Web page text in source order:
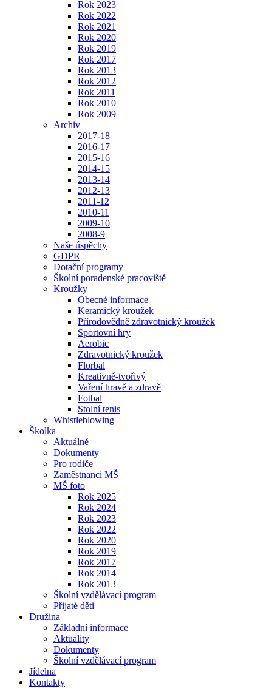
Rok 2023
Rok 2022
Rok 2021
Rok 2020
Rok 2019
Rok 2017
Rok 2013
Rok 2012
Rok 2011
Rok 2010
Rok 2009
Archiv
2017-18
2016-17
2015-16
2014-15
2013-14
2012-13
2011-12
2010-11
2009-10
2008-9
Naše úspěchy
GDPR
Dotační programy
Školní poradenské pracoviště
Kroužky
Obecné informace
Keramický kroužek
Přírodovědně zdravotnický kroužek
Sportovní hry
Aerobic
Zdravotnický kroužek
Florbal
Kreativně-tvořivý
Vaření hravě a zdravě
Fotbal
Stolní tenis
Whistleblowing
Školka
Aktuálně
Dokumenty
Pro rodiče
Zaměstnanci MŠ
MŠ foto
Rok 2025
Rok 2024
Rok 2023
Rok 2022
Rok 2020
Rok 2019
Rok 2017
Rok 2014
Rok 2013
Školní vzdělávací program
Přijaté děti
Družina
Základní informace
Aktuality
Dokumenty
Školní vzdělávací program
Jídelna
Kontakty